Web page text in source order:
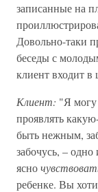
записанные на
Довольно-таки
беседы с
клиент входит
Клиент: "Я могу
проявлять
быть нежным,
забочусь, –
ясно
ребенке. Вы